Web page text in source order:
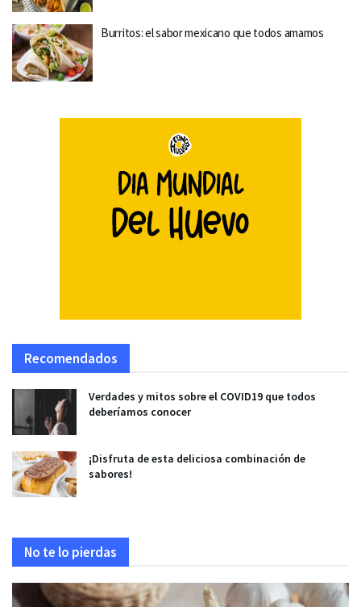
Burritos: el sabor mexicano que todos amamos
Recomendados
Verdades y mitos sobre el COVID19 que todos
deberíamos conocer
¡Disfruta de esta deliciosa combinación de
sabores!
No te lo pierdas